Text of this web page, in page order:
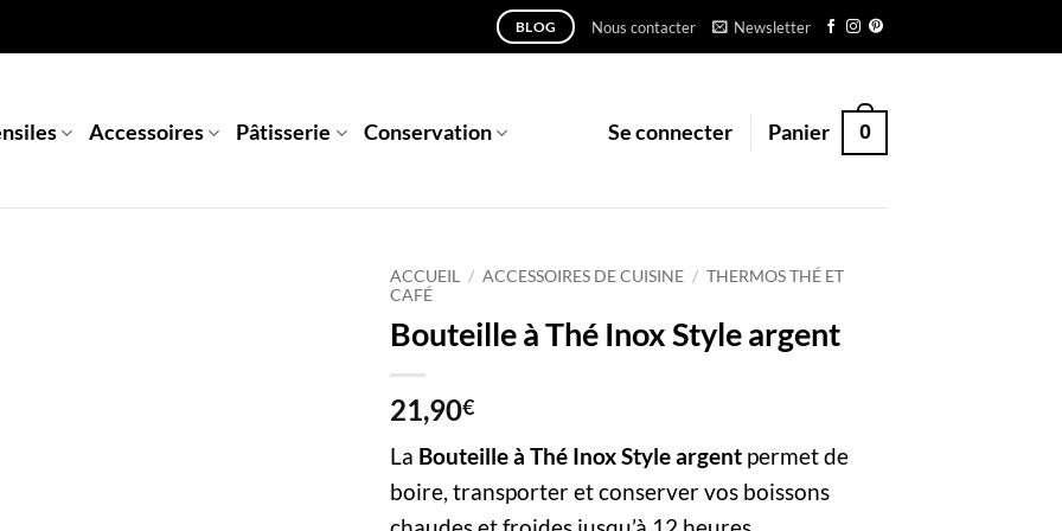
BLOG Nous contacter Newsletter
Accessoires Pâtisserie Conservation Se connecter Panier 0
ACCUEIL / ACCESSOIRES DE CUISINE / THERMOS THÉ ET
CAFÉ
Bouteille à Thé Inox Style argent
21,90€
La Bouteille à Thé Inox Style argent permet de
boire, transporter et conserver vos boissons